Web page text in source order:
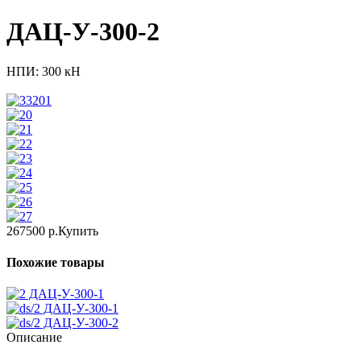
ДАЦ-У-300-2
НПИ: 300 кН
267500 р.Купить
Похожие товары
ДАЦ-У-300-1
ДАЦ-У-300-1
ДАЦ-У-300-2
Описание